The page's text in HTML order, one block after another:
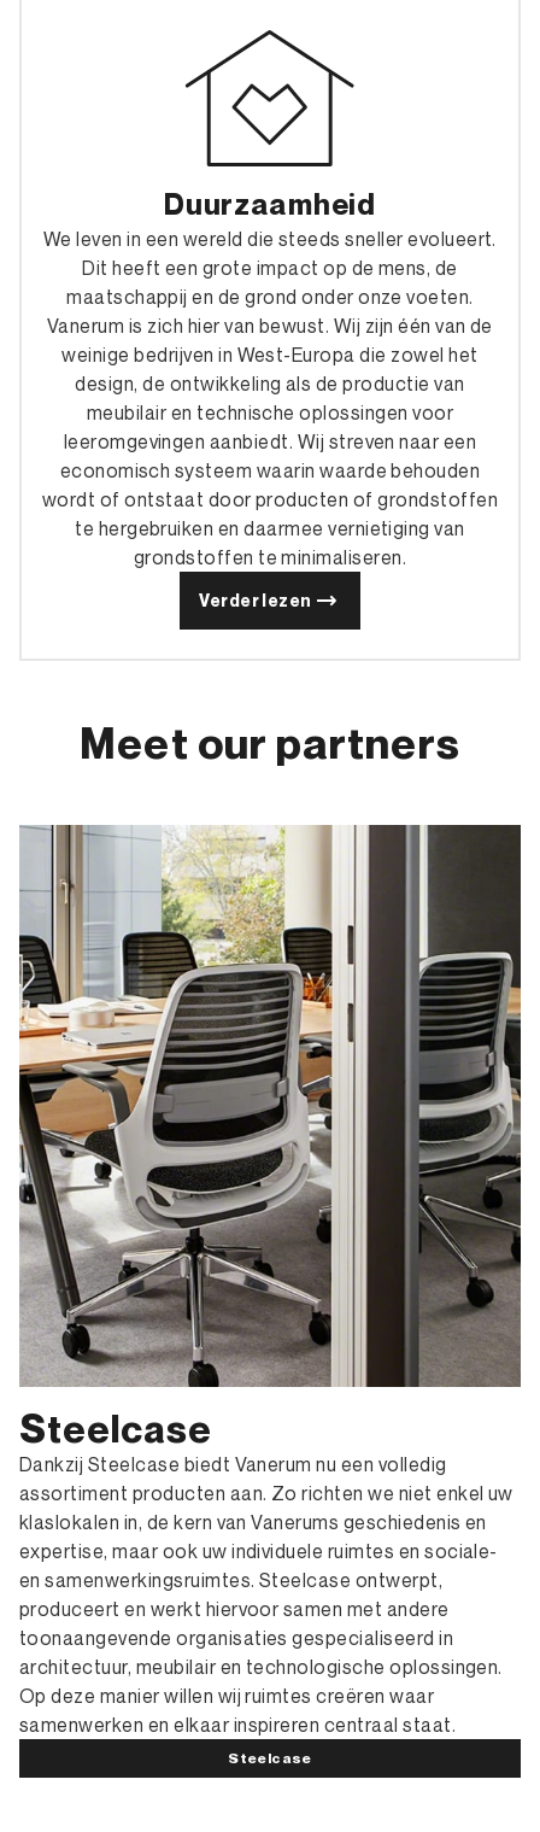
Duurzaamheid
We leven in een wereld die steeds sneller evolueert.
Dit heeft een grote impact op de mens, de
maatschappij en de grond onder onze voeten.
Vanerum is zich hier van bewust. Wij zijn één van de
weinige bedrijven in West-Europa die zowel het
design, de ontwikkeling als de productie van
meubilair en technische oplossingen voor
leeromgevingen aanbiedt. Wij streven naar een
economisch systeem waarin waarde behouden
wordt of ontstaat door producten of grondstoffen
te hergebruiken en daarmee vernietiging van
grondstoffen te minimaliseren.
Verder lezen
Meet our partners
Steelcase
Dankzij Steelcase biedt Vanerum nu een volledig
assortiment producten aan. Zo richten we niet enkel uw
klaslokalen in, de kern van Vanerums geschiedenis en
expertise, maar ook uw individuele ruimtes en sociale-
en samenwerkingsruimtes. Steelcase ontwerpt,
produceert en werkt hiervoor samen met andere
toonaangevende organisaties gespecialiseerd in
architectuur, meubilair en technologische oplossingen.
Op deze manier willen wij ruimtes creëren waar
samenwerken en elkaar inspireren centraal staat.
Steelcase